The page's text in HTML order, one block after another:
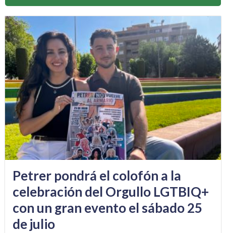
Petrer pondrá el colofón a la
celebración del Orgullo LGTBIQ+
con un gran evento el sábado 25
de julio